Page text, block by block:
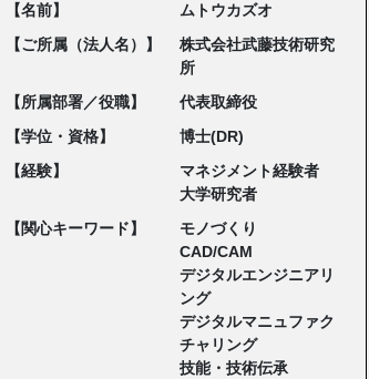
【名前】
ムトウカズオ
【ご所属（法人名）】
株式会社武藤技術研究
所
【所属部署／役職】
代表取締役
【学位・資格】
博士(DR)
【経験】
マネジメント経験者
大学研究者
【関心キーワード】
モノづくり
CAD/CAM
デジタルエンジニアリ
ング
デジタルマニュファク
チャリング
技能・技術伝承